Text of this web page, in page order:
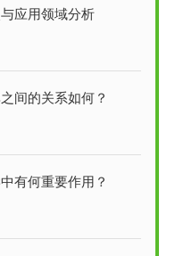
应用领域分析
间的关系如何？
有何重要作用？